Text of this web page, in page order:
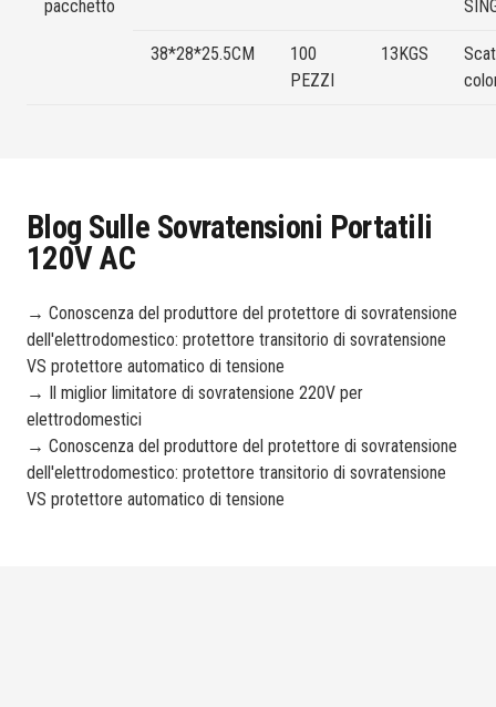
pacchetto
38*28*25.5CM
100
PEZZI
13KGS
Blog Sulle Sovratensioni Portatili
120V AC
→ Conoscenza del produttore del protettore di sovratensione
dell'elettrodomestico: protettore transitorio di sovratensione
VS protettore automatico di tensione
→ Il miglior limitatore di sovratensione 220V per
elettrodomestici
→ Conoscenza del produttore del protettore di sovratensione
dell'elettrodomestico: protettore transitorio di sovratensione
VS protettore automatico di tensione